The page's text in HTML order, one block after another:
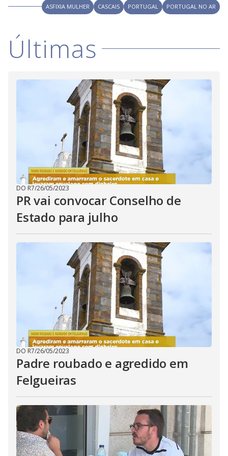
ASFIXIA MULHER CASCAIS PORTUGAL PORTUGAL NO AR
Últimas
DO R7/26/05/2023
PR vai convocar Conselho de
Estado para julho
DO R7/26/05/2023
Padre roubado e agredido em
Felgueiras